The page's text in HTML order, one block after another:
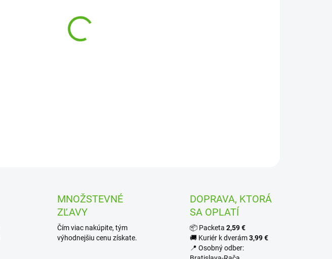
MNOŽSTEVNÉ
ZĽAVY
Čím viac nakúpite, tým
výhodnejšiu cenu získate.
DOPRAVA, KTORÁ
SA OPLATÍ
📦 Packeta2,59 €
🚚 Kuriér k dverám3,99 €
📍 Osobný odber: